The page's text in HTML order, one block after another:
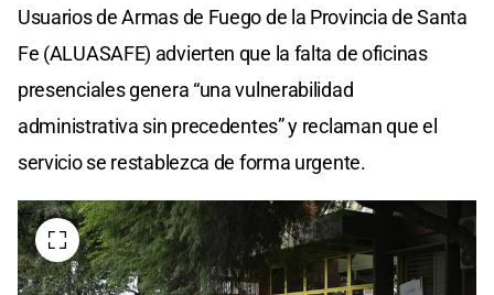
Usuarios de Armas de Fuego de la Provincia de Santa
Fe (ALUASAFE) advierten que la falta de oficinas
presenciales genera “una vulnerabilidad
administrativa sin precedentes” y reclaman que el
servicio se restablezca de forma urgente.